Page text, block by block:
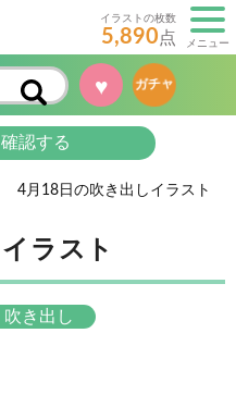
イラストの枚数
5,890点 メニュー
♥ ガチャ
認する
4月18日の吹き出しイラスト
ラスト
吹き出し